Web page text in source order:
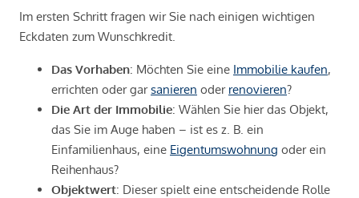
Im ersten Schritt fragen wir Sie nach einigen wichtigen
Eckdaten zum Wunschkredit.
Das Vorhaben: Möchten Sie eine Immobilie kaufen,
errichten oder garsanieren oder renovieren?
Die Art der Immobilie: Wählen Sie hier das Objekt,
das Sie im Auge haben – ist es z. B. ein
Einfamilienhaus, eine Eigentumswohnung oder ein
Reihenhaus?
Objektwert: Dieser spielt eine entscheidende Rolle